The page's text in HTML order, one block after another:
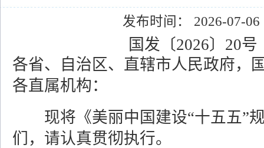
发布时间： 2026-07-06
国发〔2026〕20号
各省、自治区、直辖市人民政府，
各直属机构：
现将《美丽中国建设“十五五”
们，请认真贯彻执行。